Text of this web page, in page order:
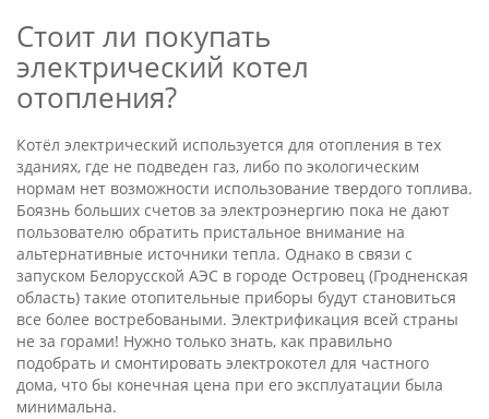
Стоит ли покупать
электрический котел
отопления?
Котёл электрический используется для отопления в тех
зданиях, где не подведен газ, либо по экологическим
нормам нет возможности использование твердого топлива.
Боязнь больших счетов за электроэнергию пока не дают
пользователю обратить пристальное внимание на
альтернативные источники тепла. Однако в связи с
запуском Белорусской АЭС в городе Островец (Гродненская
область) такие отопительные приборы будут становиться
все более востребоваными. Электрификация всей страны
не за горами! Нужно только знать, как правильно
подобрать и смонтировать электрокотел для частного
дома, что бы конечная цена при его эксплуатации была
минимальна.